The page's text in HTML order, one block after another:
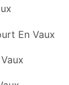
En Vaux